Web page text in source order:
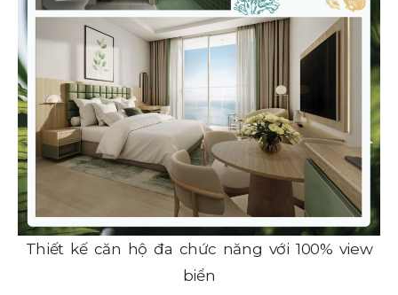
Thiết kế căn hộ đa chức năng với 100% view
biển